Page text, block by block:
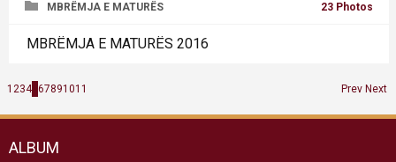
MBRËMJA E MATURËS 23 Photos
MBRËMJA E MATURËS 2016
1 2345 67891011 Prev Next
ALBUM